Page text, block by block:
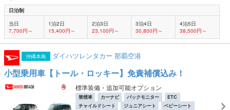
日泊制
当日
7,700円～
1泊2日
15,400円～
2泊3日
23,100円～
3泊4日
30,800円～
4泊5日
38,500円～
沖縄本島 ダイハツレンタカー 那覇空港
小型乗用車【トール・ロッキー】免責補償込み！
標準装備・追加可能オプション
禁煙車 カーナビ バックモニター
ETC
チャイルドシート
ジュニアシート
ベビーシート